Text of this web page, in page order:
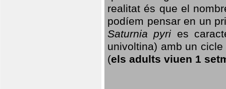
realitat és que el
podíem pensar en un
Saturnia pyri es
univoltina) amb un
(els adults viuen 1